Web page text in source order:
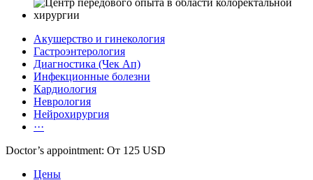
Акушерство и гинекология
Гастроэнтерология
Диагностика (Чек Ап)
Инфекционные болезни
Кардиология
Неврология
Нейрохирургия
···
Doctor’s appointment: От 125 USD
Цены